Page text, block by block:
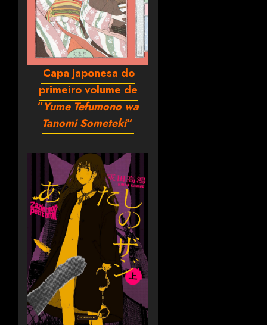
Capa japonesa do
primeiro volume de
“Yume Tefumono wa
Tanomi Someteki“